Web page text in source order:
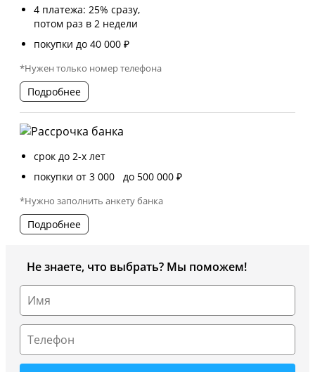
4 платежа: 25% сразу,
потом раз в 2 недели
покупки до 40 000 ₽
*Нужен только номер телефона
Подробнее
срок до 2-х лет
покупки от 3 000 до 500 000 ₽
*Нужно заполнить анкету банка
Подробнее
Не знаете, что выбрать? Мы поможем!